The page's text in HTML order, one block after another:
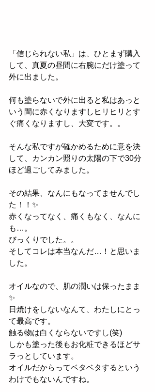
「信じられない私」は、ひとまず購入
して、真夏の昼間に右腕にだけ塗って
外に出ました。
何も塗らないで外に出ると私はあっと
いう間に赤くなりますしヒリヒリとす
ぐ痛くなりますし、大変です。。
そんな私ですが確かめるために意を決
して、カンカン照りの太陽の下で30分
ほど過ごしてみました。
その結果、なんにもなってませんでし
た！！✨
赤くなってなく、痛くもなく、なんに
も…。
びっくりでした。。
そしてコレは本当なんだ…！と思いま
した。
オイルなので、肌の潤いは保ったまま
✨
日焼けをしないなんて、わたしにとっ
て最高です。
触る物は白くならないですし(笑)
しかも塗った後もお化粧できるほどサ
ラっとしています。
オイルだからってベタベタするという
わけでもないんですね。